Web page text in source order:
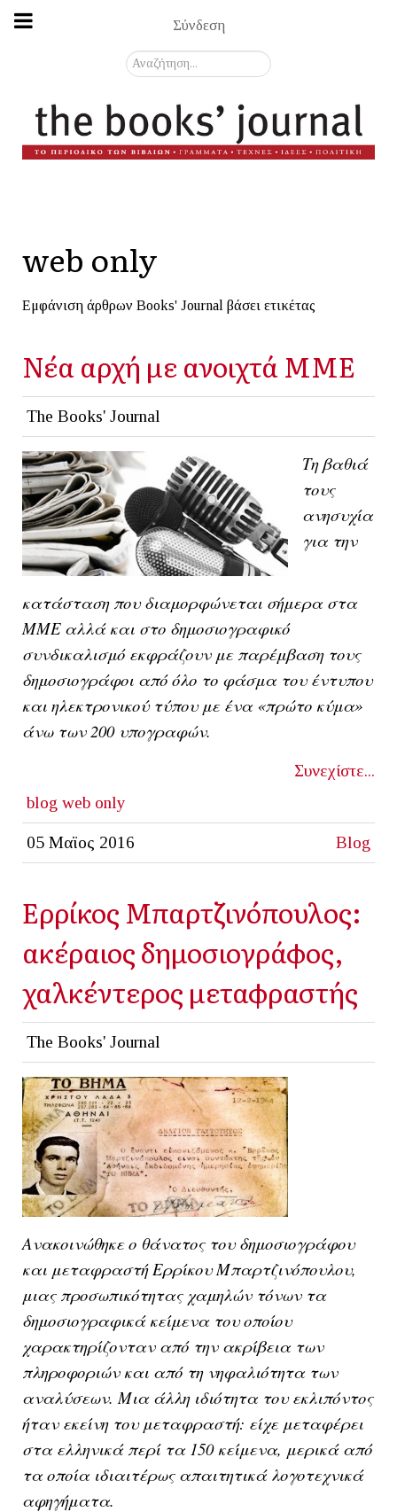
Σύνδεση
Αναζήτηση...
web only
Εμφάνιση άρθρων Books' Journal βάσει ετικέτας
Νέα αρχή με ανοιχτά ΜΜΕ
The Books' Journal
Τη βαθιά
τους
ανησυχία
για την
κατάσταση που διαμορφώνεται σήμερα στα
ΜΜΕ αλλά και στο δημοσιογραφικό
συνδικαλισμό εκφράζουν με παρέμβαση τους
δημοσιογράφοι από όλο το φάσμα του έντυπου
και ηλεκτρονικού τύπου με ένα «πρώτο κύμα»
άνω των 200 υπογραφών.
Συνεχίστε...
blog web only
05 Μαϊος 2016 Blog
Ερρίκος Μπαρτζινόπουλος:
ακέραιος δημοσιογράφος,
χαλκέντερος μεταφραστής
The Books' Journal
Ανακοινώθηκε ο θάνατος του δημοσιογράφου
και μεταφραστή Ερρίκου Μπαρτζινόπουλου,
μιας προσωπικότητας χαμηλών τόνων τα
δημοσιογραφικά κείμενα του οποίου
χαρακτηρίζονταν από την ακρίβεια των
πληροφοριών και από τη νηφαλιότητα των
αναλύσεων. Μια άλλη ιδιότητα του εκλιπόντος
ήταν εκείνη του μεταφραστή: είχε μεταφέρει
στα ελληνικά περί τα 150 κείμενα, μερικά από
τα οποία ιδιαιτέρως απαιτητικά λογοτεχνικά
αφηγήματα.